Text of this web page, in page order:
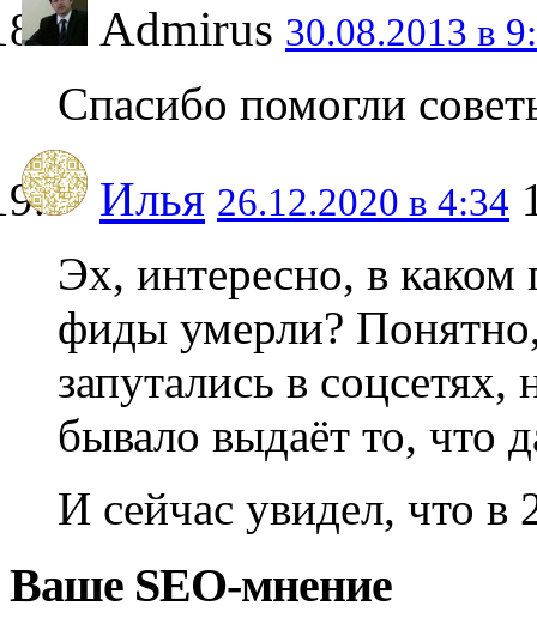
Admirus 30.08.2013 в
Спасибо помогли
Илья 26.12.2020 в 4:34
Эх, интересно, в каком
фиды умерли?
запутались в
бывало выдаёт то, что
И сейчас увидел, что в
Ваше SEO-мнение